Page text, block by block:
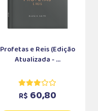
Profetas e Reis (Edição
Atualizada - ...
R$ 60,80